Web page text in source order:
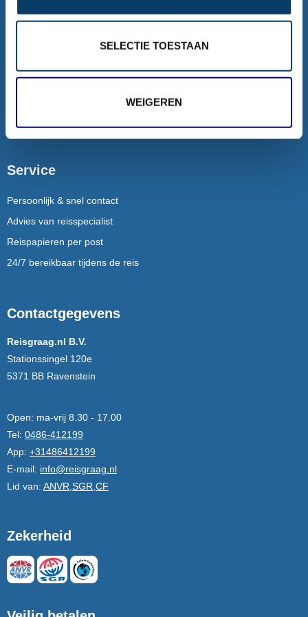
SELECTIE TOESTAAN
WEIGEREN
Rondreizen
Rondreizen Puglia
Service
Persoonlijk & snel contact
Advies van reisspecialist
Reispapieren per post
24/7 bereikbaar tijdens de reis
Contactgegevens
Reisgraag.nl B.V.
Stationssingel 120e
5371 BB Ravenstein
Open: ma-vrij 8.30 - 17.00
Tel: 0486-412199
App: +31486412199
E-mail: info@reisgraag.nl
Lid van: ANVR,SGR,CF
Zekerheid